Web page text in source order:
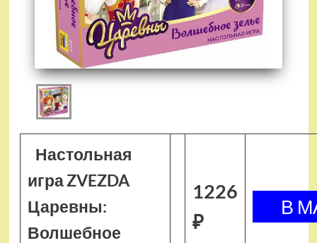
Настольная
игра ZVEZDA
Царевны:
Волшебное
1226
₽